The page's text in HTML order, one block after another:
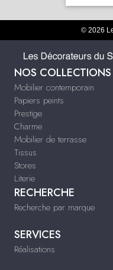
© 2026
NOS COLLECTIONS
Mobilier contemporain
Papiers peints
Prestige
Charme
Mobilier de terrasse
Tissus
Stores
Literie
RECHERCHE
Recherche par marque
SERVICES
Réalisations